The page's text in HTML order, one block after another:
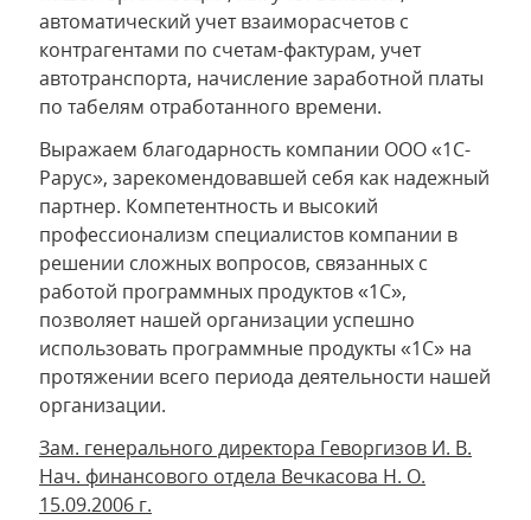
автоматический учет взаиморасчетов с
контрагентами по счетам-фактурам, учет
автотранспорта, начисление заработной платы
по табелям отработанного времени.
Выражаем благодарность компании ООО «1С-
Рарус», зарекомендовавшей себя как надежный
партнер. Компетентность и высокий
профессионализм специалистов компании в
решении сложных вопросов, связанных с
работой программных продуктов «1С»,
позволяет нашей организации успешно
использовать программные продукты «1С» на
протяжении всего периода деятельности нашей
организации.
Зам. генерального директора Геворгизов И. В.
Нач. финансового отдела Вечкасова Н. О.
15.09.2006 г.